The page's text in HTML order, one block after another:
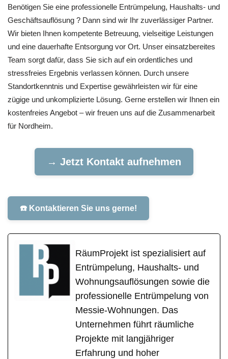
Benötigen Sie eine professionelle Entrümpelung, Haushalts- und
Geschäftsauflösung ? Dann sind wir Ihr zuverlässiger Partner.
Wir bieten Ihnen kompetente Betreuung, vielseitige Leistungen
und eine dauerhafte Entsorgung vor Ort. Unser einsatzbereites
Team sorgt dafür, dass Sie sich auf ein ordentliches und
stressfreies Ergebnis verlassen können. Durch unsere
Standortkenntnis und Expertise gewährleisten wir für eine
zügige und unkomplizierte Lösung. Gerne erstellen wir Ihnen ein
kostenfreies Angebot – wir freuen uns auf die Zusammenarbeit
für Nordheim.
→ Jetzt Kontakt aufnehmen
☎️ Kontaktieren Sie uns gerne!
RäumProjekt ist spezialisiert auf
Entrümpelung, Haushalts- und
Wohnungsauflösungen sowie die
professionelle Entrümpelung von
Messie-Wohnungen. Das
Unternehmen führt räumliche
Projekte mit langjähriger
Erfahrung und hoher